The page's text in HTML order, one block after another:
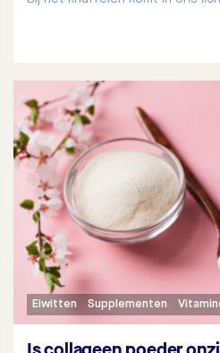
Eiwitten Supplementen